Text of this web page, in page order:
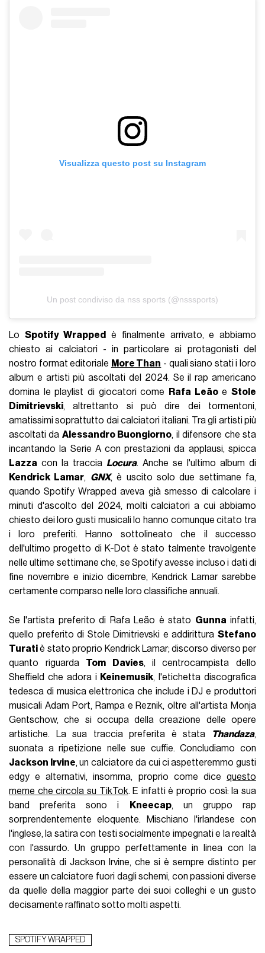
Visualizza questo post su Instagram
Un post condiviso da nss sports (@nsssports)
Lo Spotify Wrapped
è finalmente arrivato, e abbiamo
chiesto ai calciatori - in particolare ai protagonisti del
nostro format editoriale More Than - quali siano stati i loro
album e artisti più ascoltati del 2024. Se il rap americano
domina le playlist di giocatori come
Rafa Leãoe Stole
Dimitrievski, altrettanto si può dire dei tormentoni,
amatissimi soprattutto dai calciatori italiani. Tra gli artisti più
ascoltati da Alessandro Buongiorno, il difensore che sta
incantando la Serie A con prestazioni da applausi, spicca
Lazza con la traccia Locura. Anche se l'ultimo album di
Kendrick Lamar, GNX, è uscito solo due settimane fa,
quando Spotify Wrapped aveva già smesso di calcolare i
minuti d'ascolto del 2024, molti calciatori a cui abbiamo
chiesto dei loro gusti musicali lo hanno comunque citato tra
i loro preferiti. Hanno sottolineato che il successo
dell'ultimo progetto di K-Dot è stato talmente travolgente
nelle ultime settimane che, se Spotify avesse incluso i dati di
fine novembre e inizio dicembre, Kendrick Lamar sarebbe
certamente comparso nelle loro classifiche annuali.
Se l'artista preferito di Rafa Leão è stato Gunna infatti,
quello preferito di Stole Dimitrievski e addirittura Stefano
Turatiè stato proprio Kendrick Lamar; discorso diverso per
quanto riguarda Tom Davies, il centrocampista dello
Sheffield che adora i Keinemusik, l'etichetta discografica
tedesca di musica elettronica che include i DJ e produttori
musicali Adam Port, Rampa e Reznik, oltre all'artista Monja
Gentschow, che si occupa della creazione delle opere
artistiche. La sua traccia preferita è stata
Thandaza,
suonata a ripetizione nelle sue cuffie. Concludiamo con
Jackson Irvine, un calciatore da cui ci aspetteremmo gusti
edgy e alternativi, insomma, proprio come dice questo
meme che circola su TikTok. E infatti è proprio così: la sua
band preferita sono i
Kneecap, un gruppo rap
sorprendentemente eloquente. Mischiano l'irlandese con
l'inglese, la satira con testi socialmente impegnati e la realtà
con l'assurdo. Un gruppo perfettamente in linea con la
personalità di Jackson Irvine, che si è sempre distinto per
essere un calciatore fuori dagli schemi, con passioni diverse
da quelle della maggior parte dei suoi colleghi e un gusto
decisamente raffinato sotto molti aspetti.
SPOTIFY WRAPPED